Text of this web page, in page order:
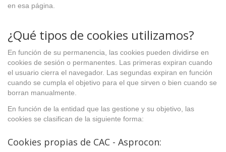
en esa página.
¿Qué tipos de cookies utilizamos?
En función de su permanencia, las cookies pueden dividirse en
cookies de sesión o permanentes. Las primeras expiran cuando
el usuario cierra el navegador. Las segundas expiran en función
cuando se cumpla el objetivo para el que sirven o bien cuando se
borran manualmente.
En función de la entidad que las gestione y su objetivo, las
cookies se clasifican de la siguiente forma:
Cookies propias de CAC - Asprocon: